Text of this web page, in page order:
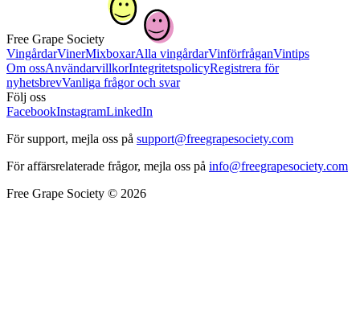
Free Grape Society
VingårdarVinerMixboxarAlla vingårdarVinförfråganVintips
Om ossAnvändarvillkorIntegritetspolicyRegistrera för
nyhetsbrevVanliga frågor och svar
Följ oss
FacebookInstagramLinkedIn
För support, mejla oss på support@freegrapesociety.com
För affärsrelaterade frågor, mejla oss på info@freegrapesociety.com
Free Grape Society © 2026